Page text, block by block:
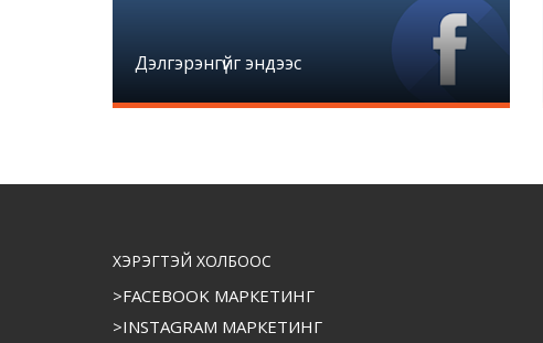
Дэлгэрэнгүйг эндээс
ХЭРЭГТЭЙ ХОЛБООС
>FACEBOOK МАРКЕТИНГ
>INSTAGRAM МАРКЕТИНГ